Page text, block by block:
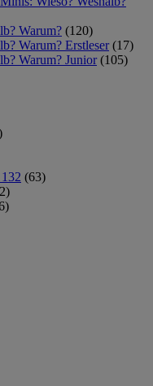
Warum? (120)
Warum? Erstleser (17)
Warum? Junior (105)
(63)